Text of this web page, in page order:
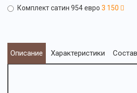
Комплект сатин 954 евро 3 150
Описание Характеристики Состав